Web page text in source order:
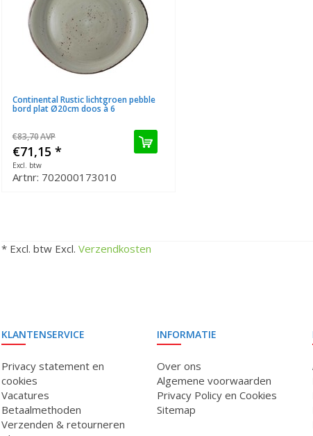
Continental Rustic lichtgroen pebble
bord plat Ø20cm doos à 6
€83,70AVP
€71,15 *
Excl. btw
Artnr: 702000173010
* Excl. btw Excl. Verzendkosten
KLANTENSERVICE
Privacy statement en
cookies
Vacatures
Betaalmethoden
Verzenden & retourneren
INFORMATIE
Over ons
Algemene voorwaarden
Privacy Policy en Cookies
Sitemap